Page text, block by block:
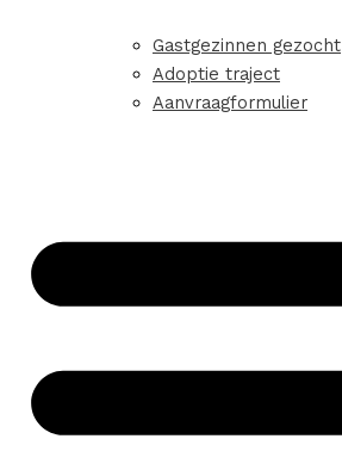
Gastgezinnen gezocht
Adoptie traject
Aanvraagformulier